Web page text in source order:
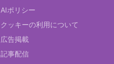
AIポリシー
クッキーの利用について
広告掲載
記事配信